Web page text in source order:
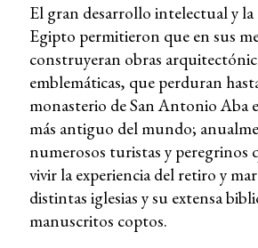
El gran desarrollo intelectual y la
Egipto permitieron que en sus
construyeran obras
emblemáticas, que perduran
monasterio de San Antonio Aba
más antiguo del mundo;
numerosos turistas y peregrinos
vivir la experiencia del retiro y
distintas iglesias y su extensa
manuscritos coptos.